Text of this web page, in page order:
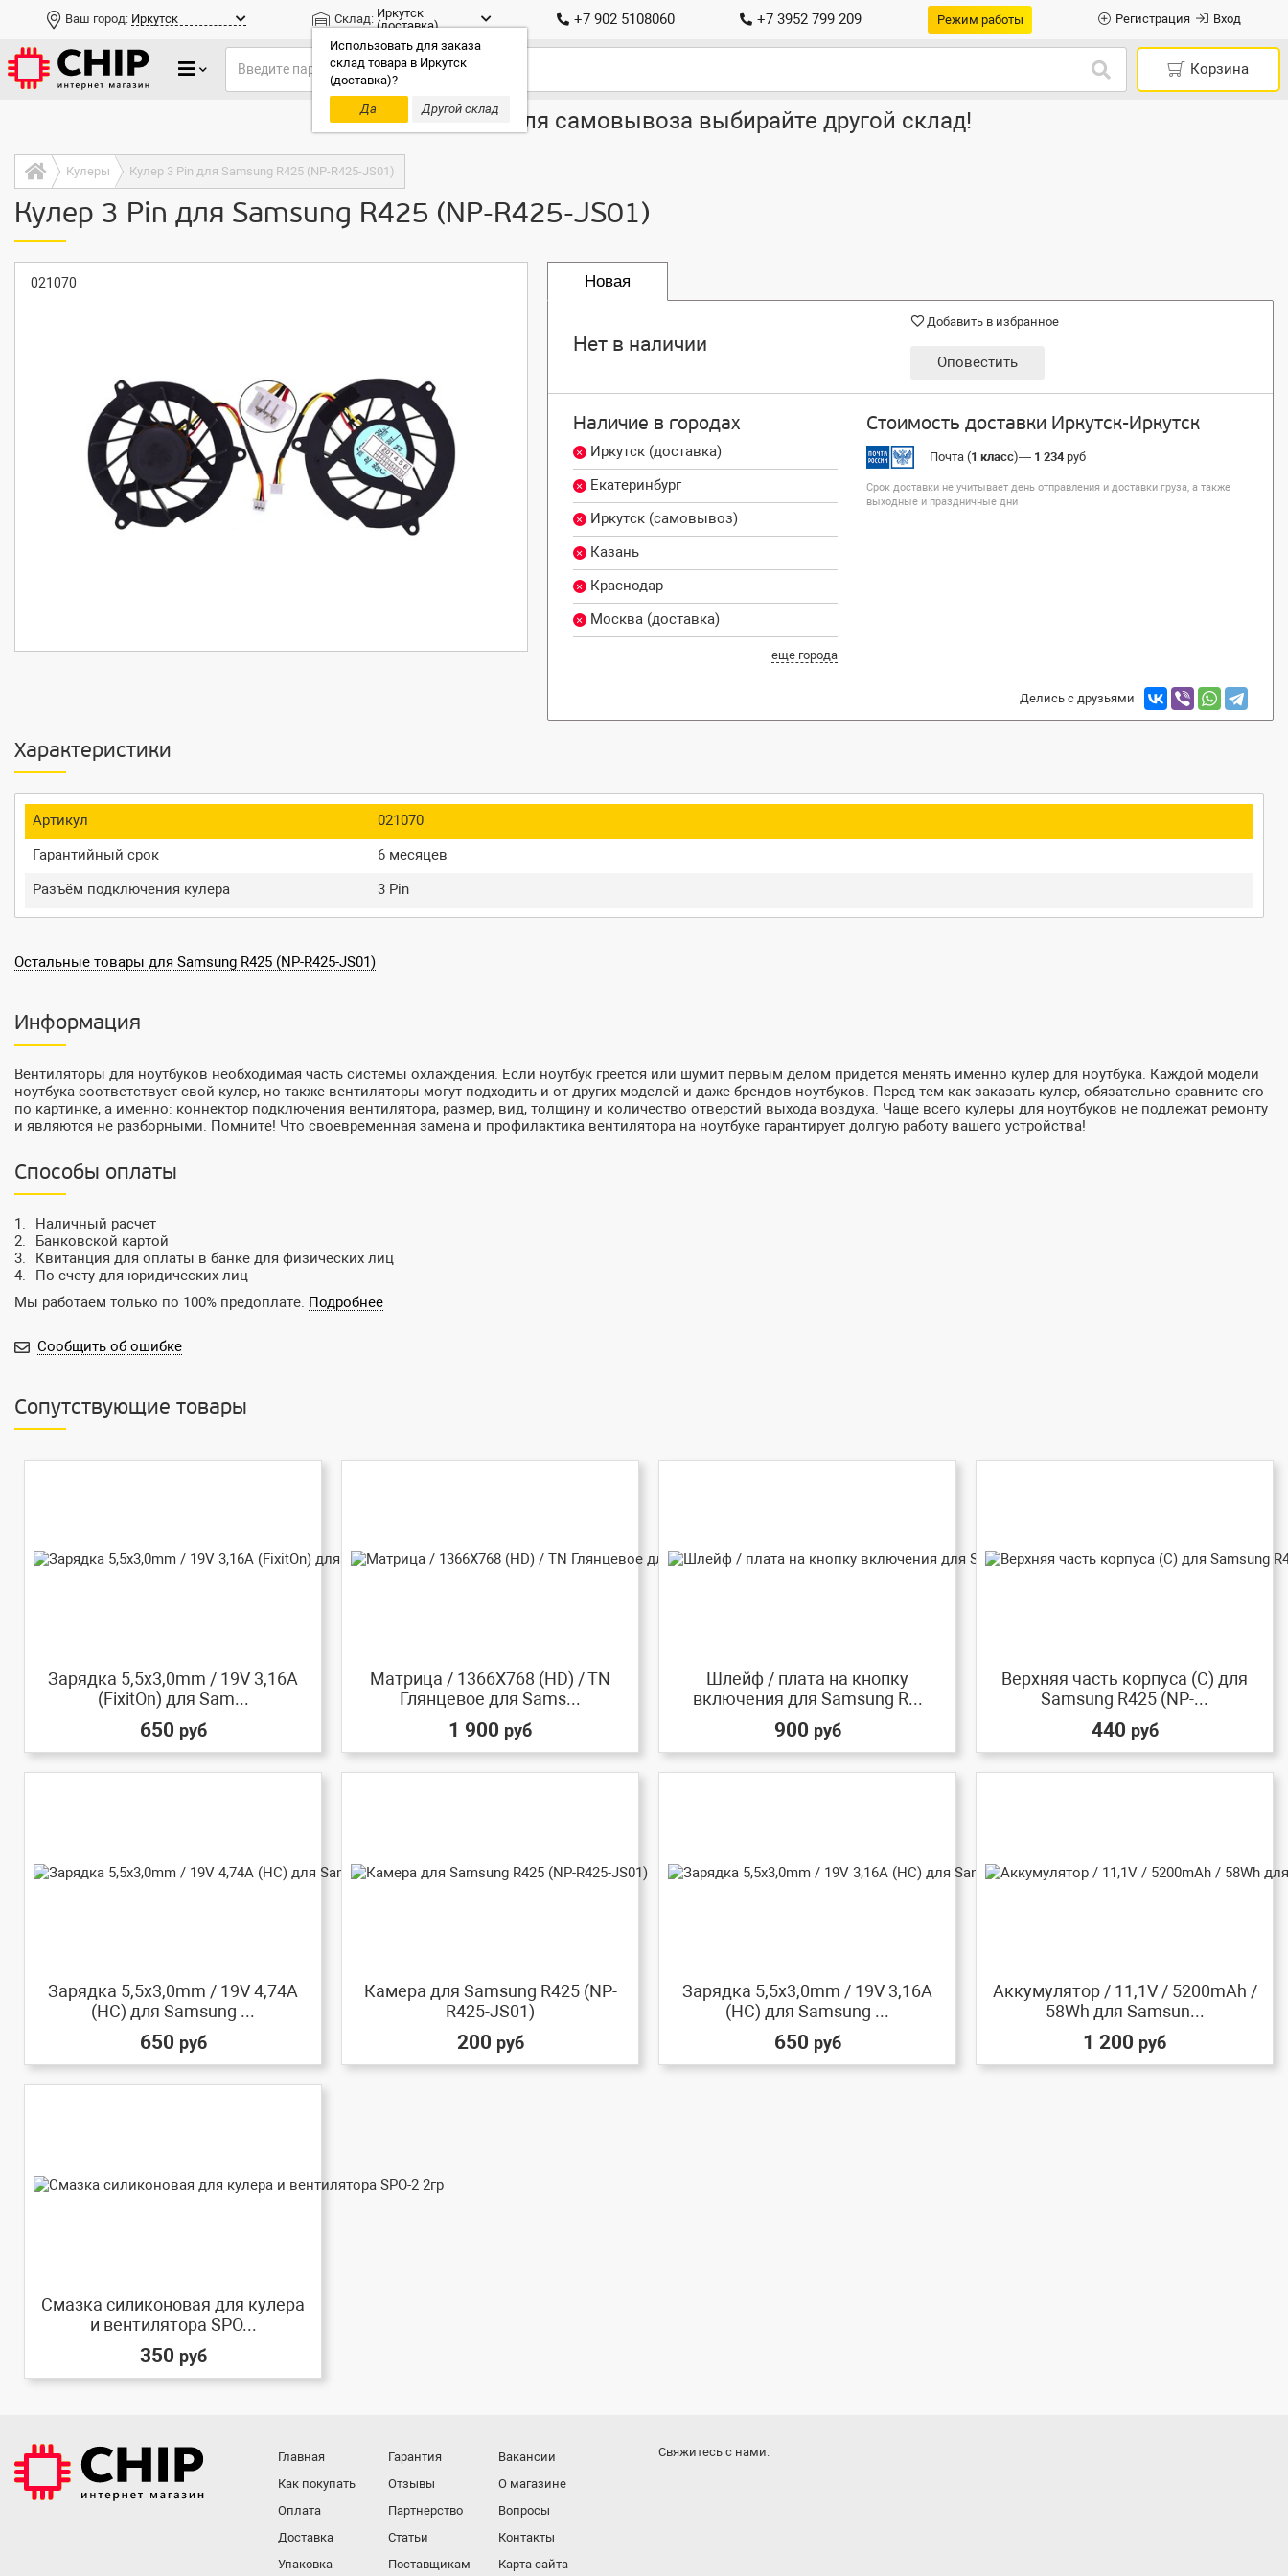
Ваш город: Иркутск Склад: Иркутск
(доставка)
Использовать для заказа
склад товара в Иркутск
(доставка)?
Да
Другой склад
+7 902 5108060 +7 3952 799 209 Режим работы Регистрация Вход
Корзина
Только доставка, для самовывоза выбирайте другой склад!
Кулеры Кулер 3 Pin для Samsung R425 (NP-R425-JS01)
Кулер 3 Pin для Samsung R425 (NP-R425-JS01)
021070 Новая
Нет в наличии
Добавить в избранное
Оповестить
Наличие в городах
Иркутск (доставка)
Екатеринбург
Иркутск (самовывоз)
Казань
Краснодар
Москва (доставка)
еще города
Стоимость доставки Иркутск-Иркутск
Почта (1 класс)— 1 234руб
Срок доставки не учитывает день отправления и доставки груза, а также
выходные и праздничные дни
Делись с друзьями
Характеристики
Артикул
021070
Гарантийный срок
6 месяцев
Разъём подключения кулера
3 Pin
Остальные товары для Samsung R425 (NP-R425-JS01)
Информация
Вентиляторы для ноутбуков необходимая часть системы охлаждения. Если ноутбук греется или шумит первым делом придется менять именно кулер для ноутбука. Каждой модели
ноутбука соответствует свой кулер, но также вентиляторы могут подходить и от других моделей и даже брендов ноутбуков. Перед тем как заказать кулер, обязательно сравните его
по картинке, а именно: коннектор подключения вентилятора, размер, вид, толщину и количество отверстий выхода воздуха. Чаще всего кулеры для ноутбуков не подлежат ремонту
и являются не разборными. Помните! Что своевременная замена и профилактика вентилятора на ноутбуке гарантирует долгую работу вашего устройства!
Способы оплаты
Наличный расчет
Банковской картой
Квитанция для оплаты в банке для физических лиц
По счету для юридических лиц
Мы работаем только по 100% предоплате. Подробнее
Сообщить об ошибке
Сопутствующие товары
Зарядка 5,5x3,0mm / 19V 3,16A
(FixitOn) для Sam...
650 руб
Матрица / 1366X768 (HD) / TN
Глянцевое для Sams...
1 900 руб
Шлейф / плата на кнопку
включения для Samsung R...
900 руб
Верхняя часть корпуса (C) для
Samsung R425 (NP-...
440 руб
Зарядка 5,5x3,0mm / 19V 4,74A
(HC) для Samsung ...
650 руб
Камера для Samsung R425 (NP-
R425-JS01)
200 руб
Зарядка 5,5x3,0mm / 19V 3,16A
(HC) для Samsung ...
650 руб
Аккумулятор / 11,1V / 5200mAh /
58Wh для Samsun...
1 200 руб
Смазка силиконовая для кулера
и вентилятора SPO...
350 руб
Главная
Как покупать
Оплата
Доставка
Упаковка
Гарантия
Отзывы
Партнерство
Статьи
Поставщикам
Вакансии
О магазине
Вопросы
Контакты
Карта сайта
Cвяжитесь с нами: